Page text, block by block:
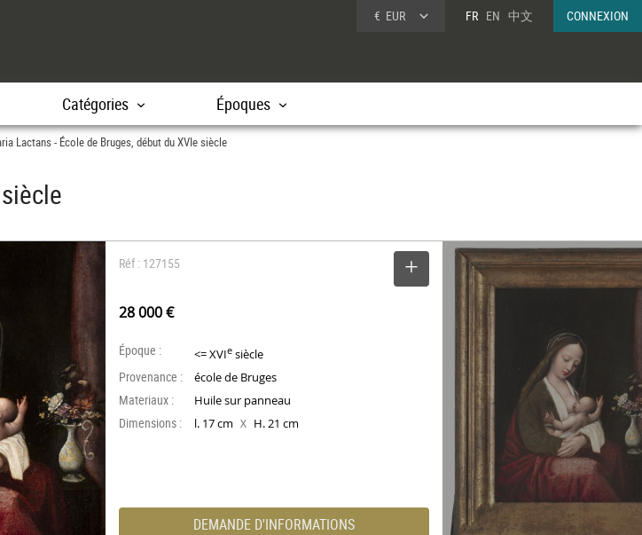
€ EUR FR EN 中文 CONNEXION
Catégories Époques
Lactans - École de Bruges, début du XVIe siècle
Réf : 127155
28 000 €
Époque : <= XVIe siècle
Provenance : école de Bruges
Materiaux : Huile sur panneau
Dimensions : l. 17 cm X H. 21 cm
DEMANDE D'INFORMATIONS